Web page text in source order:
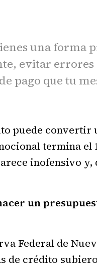
una forma
evitar errores
pago que tu
puede convertir
termina el
inofensivo y,
un
Federal de
de crédito